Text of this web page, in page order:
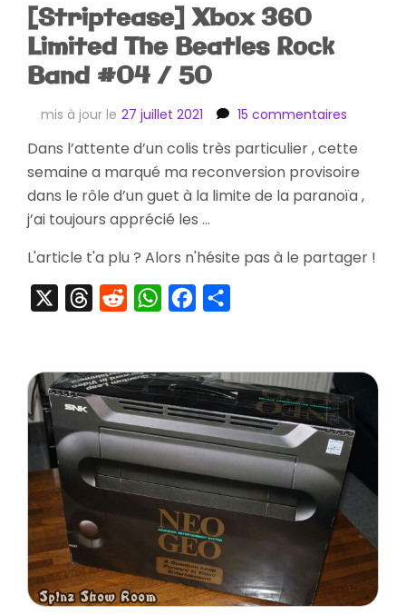
[Striptease] Xbox 360
Limited The Beatles Rock
Band #04 / 50
mis à jour le 27 juillet 2021 15 commentaires
Xbox
360
Limited
The
Band
Dans l’attente d’un colis très particulier , cette
semaine a marqué ma reconversion provisoire
dans le rôle d’un guet à la limite de la paranoïa ,
j’ai toujours apprécié les …
L'article t'a plu ? Alors n'hésite pas à le partager !
ThreadsRedditWhatsAppFacebook